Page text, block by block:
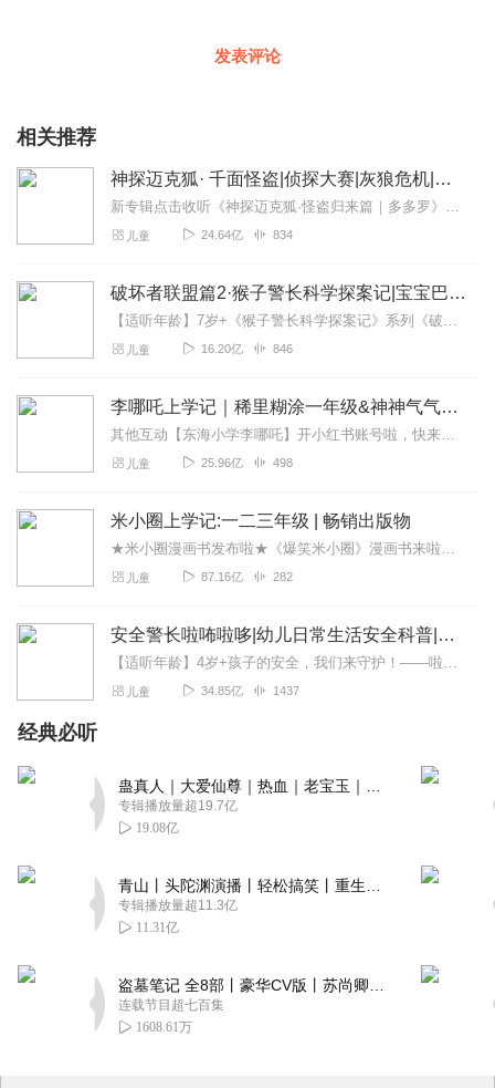
发表评论
相关推荐
神探迈克狐· 千面怪盗|侦探大赛|灰狼危机|多多罗
新专辑点击收听《神探迈克狐·怪盗归来篇｜多多罗》！！！>>>点击进入主播橱窗购买《神探迈克狐》系列图书吧!<<<多多罗故事【点击前往】收听多多罗其他好玩有趣的故...
儿童 24.64亿 834
破坏者联盟篇2·猴子警长科学探案记|宝宝巴士故事
【适听年龄】7岁+《猴子警长科学探案记》系列《破坏者联盟篇1·猴子警长科学探案记》>>>《破坏者联盟篇2·猴子警长科学探案记》>>>《破坏者联盟篇3·猴子警长科...
儿童 16.20亿 846
李哪吒上学记｜稀里糊涂一年级&神神气气二年级
其他互动【东海小学李哪吒】开小红书账号啦，快来关注和李哪吒成为好朋友！有机会免费领儿童会员、官方周边！【点击加入】东海小学广播站圈子，更多互动！李哪吒全新冒险番...
儿童 25.96亿 498
米小圈上学记:一二三年级 | 畅销出版物
★米小圈漫画书发布啦★《爆笑米小圈》漫画书来啦《米小圈上学记》一二三年级正版广播剧！《米小圈上学记》系列是儿童作家北猫最新创作的儿童小说系列，作品诙谐幽默、好...
儿童 87.16亿 282
安全警长啦咘啦哆|幼儿日常生活安全科普|宝宝巴士
【适听年龄】4岁+孩子的安全，我们来守护！——啦咘啦哆警长宣孩子天生爱冒险，好奇心爆棚！不是在大马路上比赛跑，就是踩着椅子上下跳，怎样才能保护孩子平安长大？听...
儿童 34.85亿 1437
经典必听
专辑播放量超19.7亿
19.08亿
专辑播放量超11.3亿
11.31亿
连载节目超七百集
1608.61万